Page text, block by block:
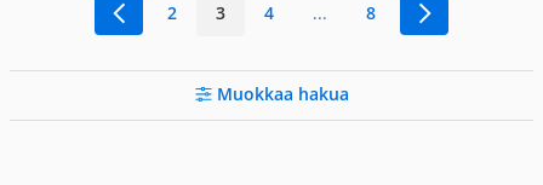
2 3 4 ... 8
Muokkaa hakua